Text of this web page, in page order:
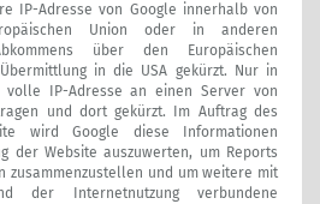
IP-Adresse von Google innerhalb von
Union oder in anderen
über den Europäischen
in die USA gekürzt. Nur in
IP-Adresse an einen Server von
und dort gekürzt. Im Auftrag des
wird Google diese Informationen
der Website auszuwerten, um Reports
zusammenzustellen und um weitere mit
der Internetnutzung verbundene